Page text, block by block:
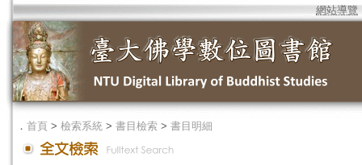
網站導覽
． 首頁 > 檢索系統 > 書目檢索 > 書目明細